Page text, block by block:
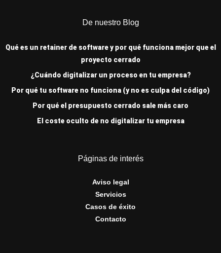
De nuestro Blog
Qué es un retainer de software y por qué funciona mejor que el
proyecto cerrado
¿Cuándo digitalizar un proceso en tu empresa?
Por qué tu software no funciona (y no es culpa del código)
Por qué el presupuesto cerrado sale más caro
El coste oculto de no digitalizar tu empresa
Páginas de interés
Aviso legal
Servicios
Casos de éxito
Contacto